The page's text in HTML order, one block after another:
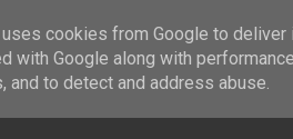
cookies from Google to deliver
with Google along with
and to detect and address abuse.